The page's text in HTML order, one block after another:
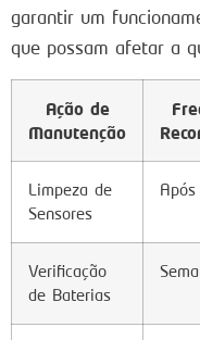
garantir um
que possam afetar a
Ação de
Manutenção
Limpeza de
Sensores
Verificação
de Baterias